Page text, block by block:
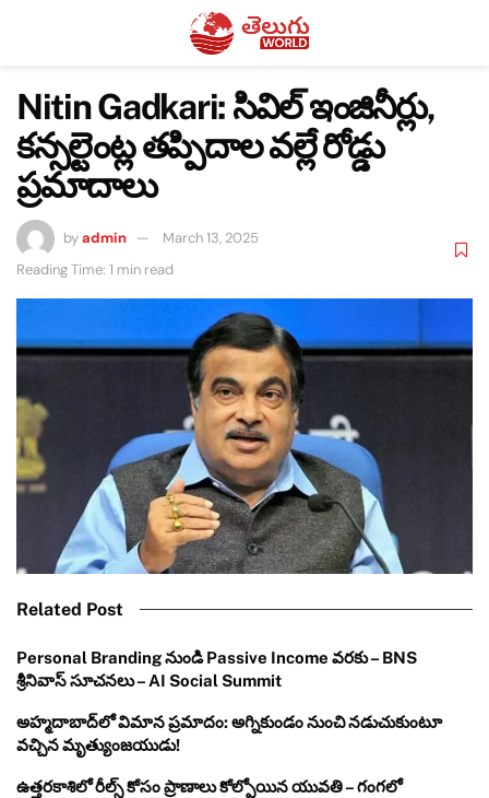
Nitin Gadkari: సివిల్ ఇంజినీర్లు,
కన్సల్టెంట్ల తప్పిదాల వల్లే రోడ్డు
ప్రమాదాలు
byadmin
March 13, 2025
Reading Time: 1 min read
Related Post
Personal Branding నుండి Passive Income వరకు – BNS
శ్రీనివాస్ సూచనలు – AI Social Summit
అహ్మదాబాద్‌లో విమాన ప్రమాదం: అగ్నికుండం నుంచి నడుచుకుంటూ
వచ్చిన మృత్యుంజయుడు!
ఉత్తరకాశిలో రీల్స్ కోసం ప్రాణాలు కోల్పోయిన యువతి – గంగలో